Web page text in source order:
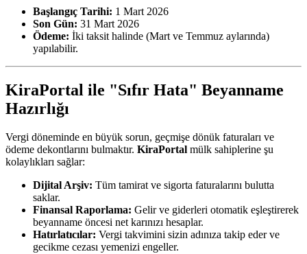
Başlangıç Tarihi: 1 Mart 2026
Son Gün: 31 Mart 2026
Ödeme: İki taksit halinde (Mart ve Temmuz aylarında)
yapılabilir.
KiraPortal ile "Sıfır Hata" Beyanname
Hazırlığı
Vergi döneminde en büyük sorun, geçmişe dönük faturaları ve
ödeme dekontlarını bulmaktır. KiraPortal mülk sahiplerine şu
kolaylıkları sağlar:
Dijital Arşiv: Tüm tamirat ve sigorta faturalarını bulutta
saklar.
Finansal Raporlama: Gelir ve giderleri otomatik eşleştirerek
beyanname öncesi net karınızı hesaplar.
Hatırlatıcılar: Vergi takvimini sizin adınıza takip eder ve
gecikme cezası yemenizi engeller.